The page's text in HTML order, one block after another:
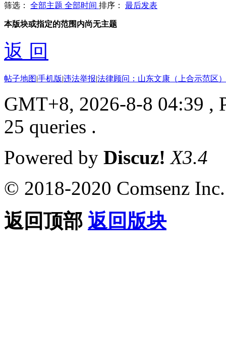
筛选： 全部主题 全部时间 排序： 最后发表
本版块或指定的范围内尚无主题
返 回
帖子地图|手机版|违法举报|法律顾问：山东文康（上合示范区
GMT+8, 2026-8-8 04:39 ,
25 queries .
Powered by Discuz! X3.4
© 2018-2020 Comsenz Inc.
返回顶部 返回版块